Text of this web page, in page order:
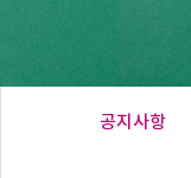
공지사항